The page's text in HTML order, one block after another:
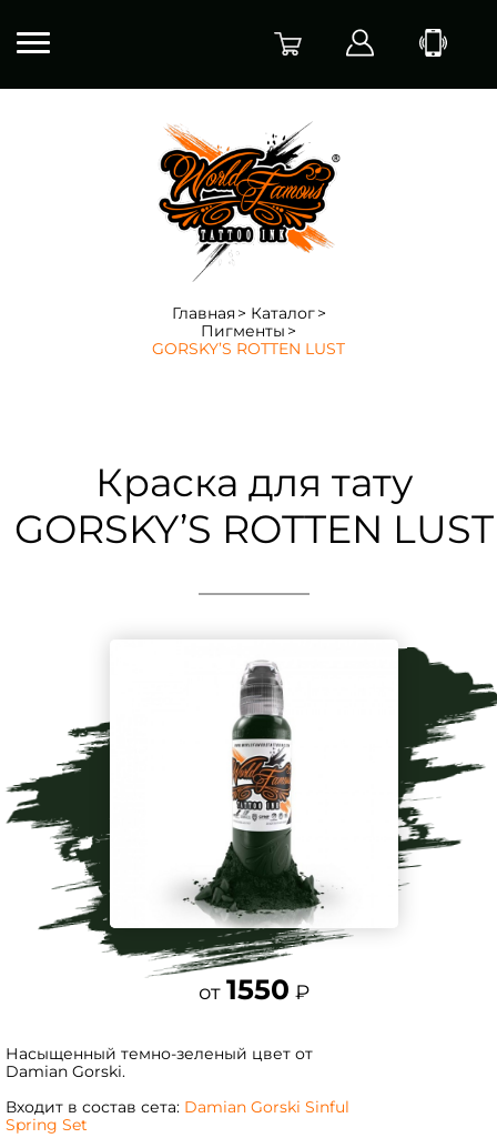
Главная
Каталог
Пигменты
GORSKY’S ROTTEN LUST
Краска для тату
GORSKY’S ROTTEN LUST
от 1550 ₽
Насыщенный темно-зеленый цвет от
Damian Gorski.
Входит в состав сета: Damian Gorski Sinful
Spring Set